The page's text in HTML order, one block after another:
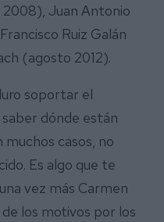
Juan Antonio
Ruiz Galán
(agosto 2012).
soportar el
dónde están
muchos casos, no
Es algo que te
vez más Carmen
los motivos por los